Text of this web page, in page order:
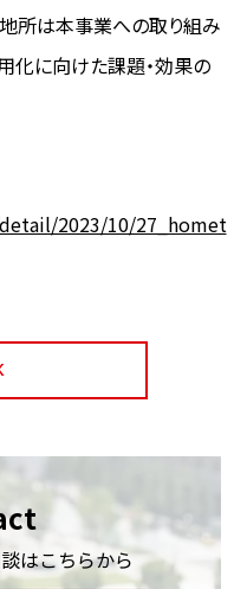
所は本事業への取り組み
化に向けた課題・効果の
2023/10/27_homet
はこちらから